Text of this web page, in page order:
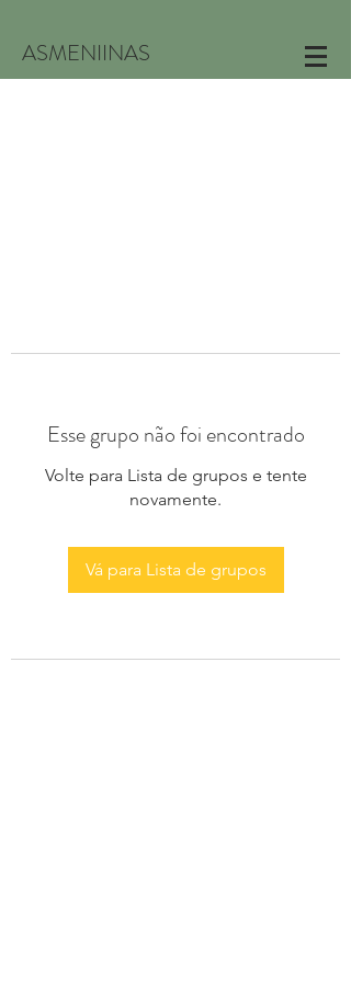
ASMENIINAS
Esse grupo não foi encontrado
Volte para Lista de grupos e tente
novamente.
Vá para Lista de grupos